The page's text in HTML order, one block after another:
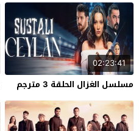
02:23:41
مسلسل الغزال الحلقة 3 مترجم